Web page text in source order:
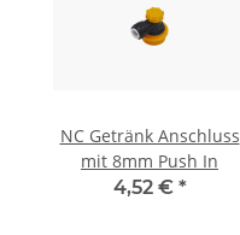
NC Getränk Anschluss
mit 8mm Push In
4,52 € *